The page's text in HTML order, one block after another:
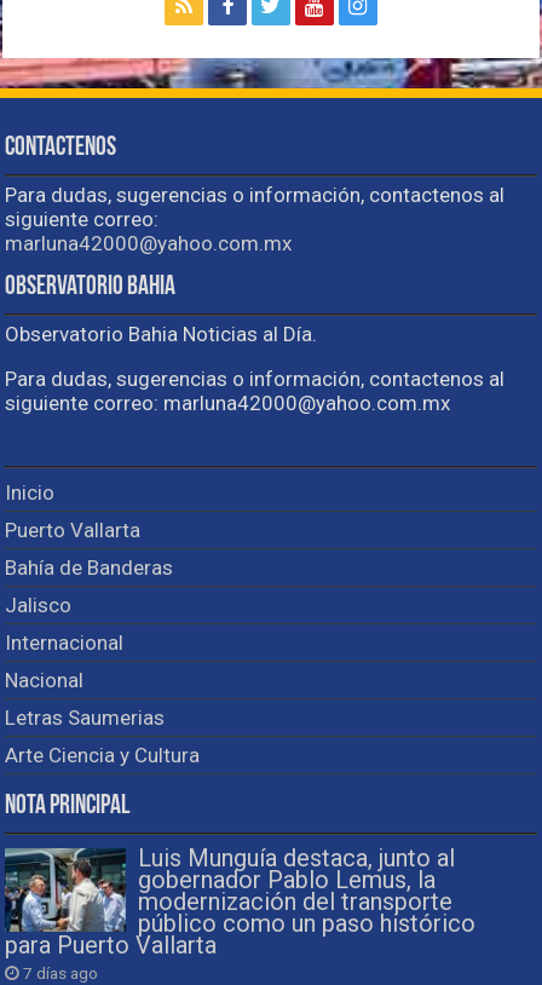
Contactenos
Para dudas, sugerencias o información, contactenos al
siguiente correo:
marluna42000@yahoo.com.mx
Observatorio Bahia
Observatorio Bahia Noticias al Día.
Para dudas, sugerencias o información, contactenos al
siguiente correo: marluna42000@yahoo.com.mx
Inicio
Puerto Vallarta
Bahía de Banderas
Jalisco
Internacional
Nacional
Letras Saumerias
Arte Ciencia y Cultura
Nota Principal
Luis Munguía destaca, junto al
gobernador Pablo Lemus, la
modernización del transporte
público como un paso histórico
para Puerto Vallarta
7 días ago